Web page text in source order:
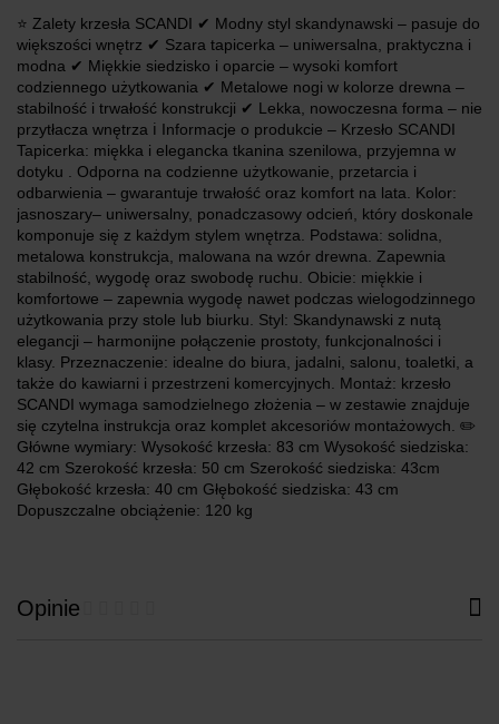
⭐ Zalety krzesła SCANDI ✔ Modny styl skandynawski – pasuje do
większości wnętrz ✔ Szara tapicerka – uniwersalna, praktyczna i
modna ✔ Miękkie siedzisko i oparcie – wysoki komfort
codziennego użytkowania ✔ Metalowe nogi w kolorze drewna –
stabilność i trwałość konstrukcji ✔ Lekka, nowoczesna forma – nie
przytłacza wnętrza ℹ️ Informacje o produkcie – Krzesło SCANDI
Tapicerka: miękka i elegancka tkanina szenilowa, przyjemna w
dotyku . Odporna na codzienne użytkowanie, przetarcia i
odbarwienia – gwarantuje trwałość oraz komfort na lata. Kolor:
jasnoszary– uniwersalny, ponadczasowy odcień, który doskonale
komponuje się z każdym stylem wnętrza. Podstawa: solidna,
metalowa konstrukcja, malowana na wzór drewna. Zapewnia
stabilność, wygodę oraz swobodę ruchu. Obicie: miękkie i
komfortowe – zapewnia wygodę nawet podczas wielogodzinnego
użytkowania przy stole lub biurku. Styl: Skandynawski z nutą
elegancji – harmonijne połączenie prostoty, funkcjonalności i
klasy. Przeznaczenie: idealne do biura, jadalni, salonu, toaletki, a
także do kawiarni i przestrzeni komercyjnych. Montaż: krzesło
SCANDI wymaga samodzielnego złożenia – w zestawie znajduje
się czytelna instrukcja oraz komplet akcesoriów montażowych. ✏️
Główne wymiary: Wysokość krzesła: 83 cm Wysokość siedziska:
42 cm Szerokość krzesła: 50 cm Szerokość siedziska: 43cm
Głębokość krzesła: 40 cm Głębokość siedziska: 43 cm
Dopuszczalne obciążenie: 120 kg
Opinie